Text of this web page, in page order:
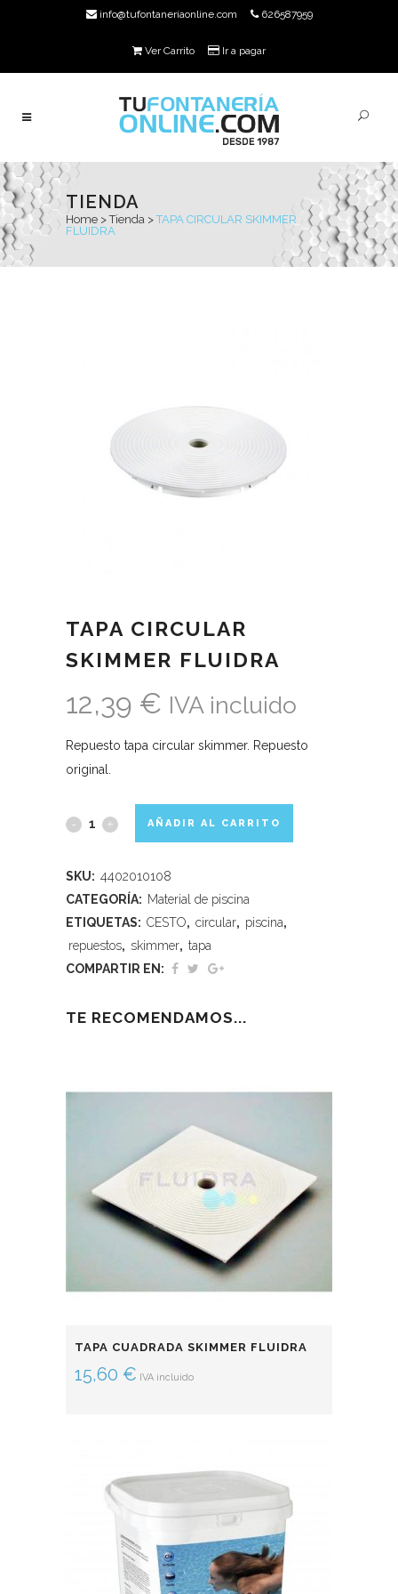
info@tufontaneriaonline.com 626587959
Ver Carrito Ir a pagar
TIENDA
Home >Tienda >TAPA CIRCULAR SKIMMER
FLUIDRA
TAPA CIRCULAR
SKIMMER FLUIDRA
12,39 € IVA incluido
Repuesto tapa circular skimmer. Repuesto
original.
AÑADIR AL CARRITO
SKU: 4402010108
CATEGORÍA: Material de piscina
ETIQUETAS: CESTO, circular, piscina,
repuestos, skimmer, tapa
COMPARTIR EN:
TE RECOMENDAMOS...
TAPA CUADRADA SKIMMER FLUIDRA
15,60 € IVA incluido